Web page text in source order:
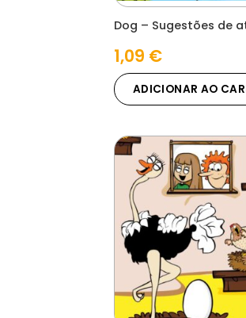
Dog – Sugestões de
1,09 €
ADICIONAR AO